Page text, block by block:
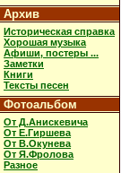
Архив
Историческая справка
Хорошая музыка
Афиши, постеры ...
Заметки
Книги
Тексты песен
Фотоальбом
От Д.Анискевича
От Е.Гиршева
От В.Окунева
От Я.Фролова
Разное